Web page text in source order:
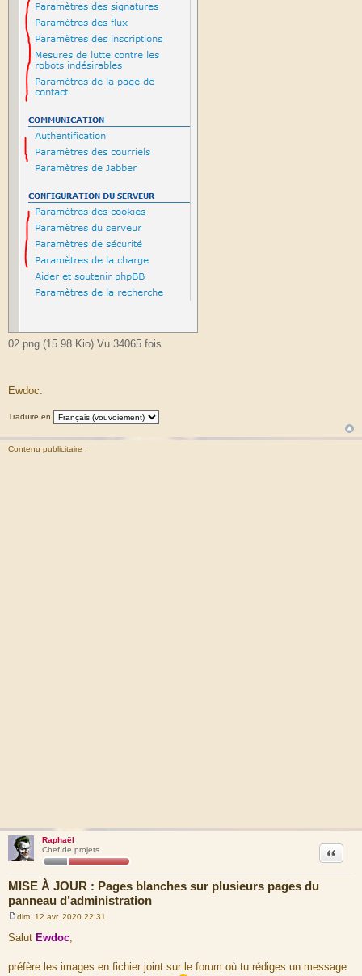
02.png (15.98 Kio) Vu 34065 fois
Ewdoc.
Traduire en
Contenu publicitaire :
Raphaël
Chef de projets
MISE À JOUR : Pages blanches sur plusieurs pages du
panneau d’administration
Citation
e
s
a
g
dim. 12 avr. 2020 22:31
Salut Ewdoc
préfère les images en fichier joint sur le forum où tu rédiges un message